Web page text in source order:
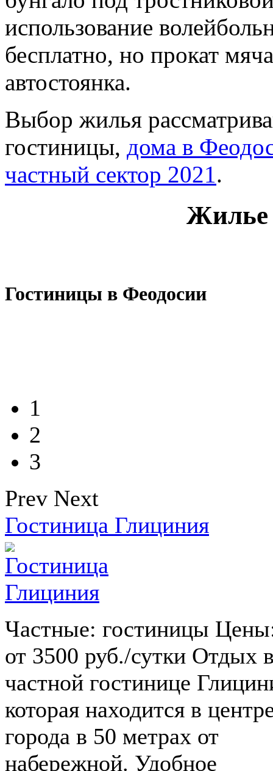
использование
бесплатно, но прокат
автостоянка.
Выбор жилья
гостиницы, дома в
частный сектор 2021.
Жилье
Гостиницы в Феодосии
1
2
3
Prev Next
Гостиница Глициния
Частные: гостиницы
от 3500 руб./сутки Отдых
частной гостинице
которая находится в
города в 50 метрах от
набережной. Удобное